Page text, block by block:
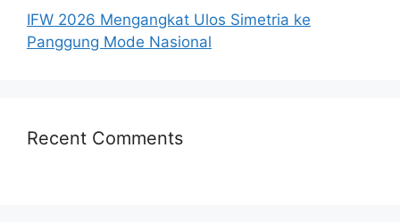
IFW 2026 Mengangkat Ulos Simetria ke
Panggung Mode Nasional
Recent Comments